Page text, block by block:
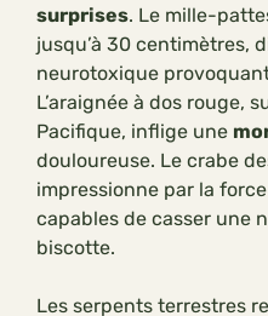
surprises. Le mille-
jusqu’à 30 centimètres,
neurotoxique
L’araignée à dos rouge,
Pacifique, inflige une
douloureuse. Le crabe
impressionne par la
capables de casser une
biscotte.
Les serpents terrestres